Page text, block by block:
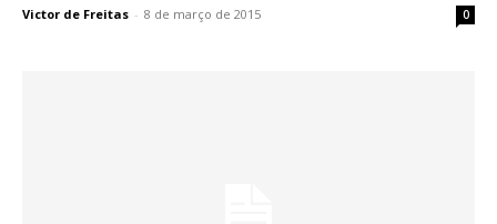
Victor de Freitas - 8 de março de 2015 0